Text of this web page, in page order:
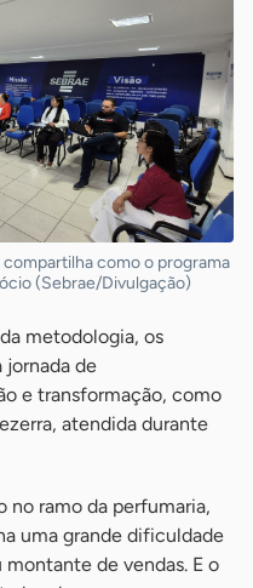
como o programa
(Sebrae/Divulgação)
metodologia, os
jornada de
e transformação, como
atendida durante
no ramo da perfumaria,
uma grande dificuldade
de vendas. E o